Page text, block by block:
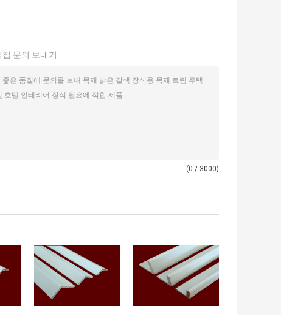
접 문의 보내기
(0 / 3000)